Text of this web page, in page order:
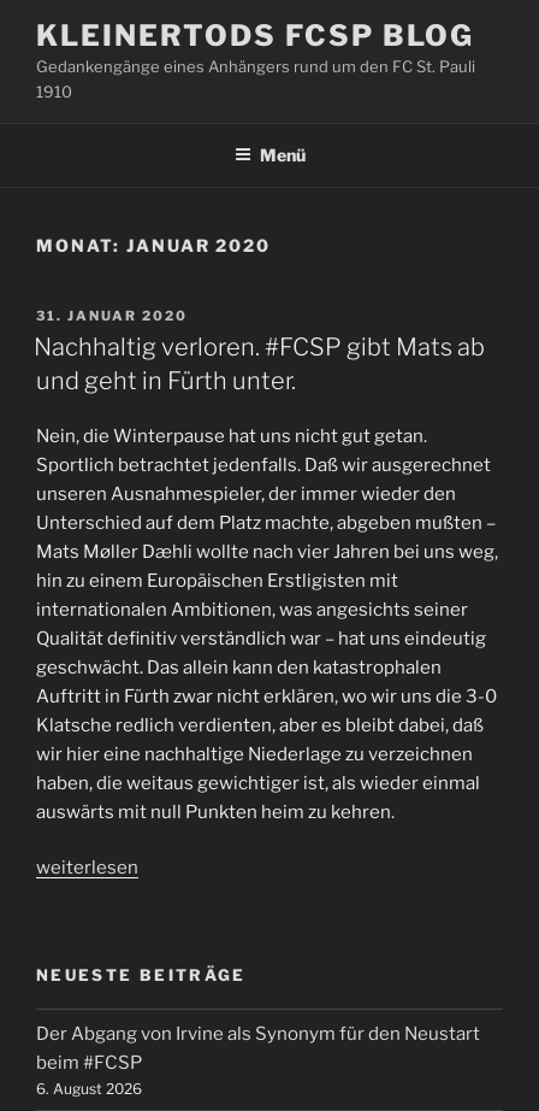
Inhalt
springen
KLEINERTODS FCSP BLOG
Gedankengänge eines Anhängers rund um den FC St. Pauli
1910
Menü
MONAT: JANUAR 2020
VERÖFFENTLICHT
AM
31. JANUAR 2020
Nachhaltig verloren. #FCSP gibt Mats ab
und geht in Fürth unter.
Nein, die Winterpause hat uns nicht gut getan.
Sportlich betrachtet jedenfalls. Daß wir ausgerechnet
unseren Ausnahmespieler, der immer wieder den
Unterschied auf dem Platz machte, abgeben mußten –
Mats Møller Dæhli wollte nach vier Jahren bei uns weg,
hin zu einem Europäischen Erstligisten mit
internationalen Ambitionen, was angesichts seiner
Qualität definitiv verständlich war – hat uns eindeutig
geschwächt. Das allein kann den katastrophalen
Auftritt in Fürth zwar nicht erklären, wo wir uns die 3-0
Klatsche redlich verdienten, aber es bleibt dabei, daß
wir hier eine nachhaltige Niederlage zu verzeichnen
haben, die weitaus gewichtiger ist, als wieder einmal
auswärts mit null Punkten heim zu kehren.
„Nachhaltig
Mats
ab
und
geht
in
weiterlesen
NEUESTE BEITRÄGE
Der Abgang von Irvine als Synonym für den Neustart
beim #FCSP
6. August 2026